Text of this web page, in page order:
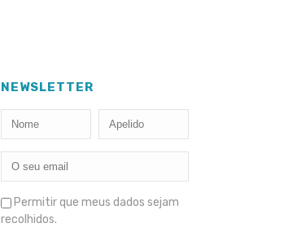
NEWSLETTER
Permitir que meus dados sejam
recolhidos.